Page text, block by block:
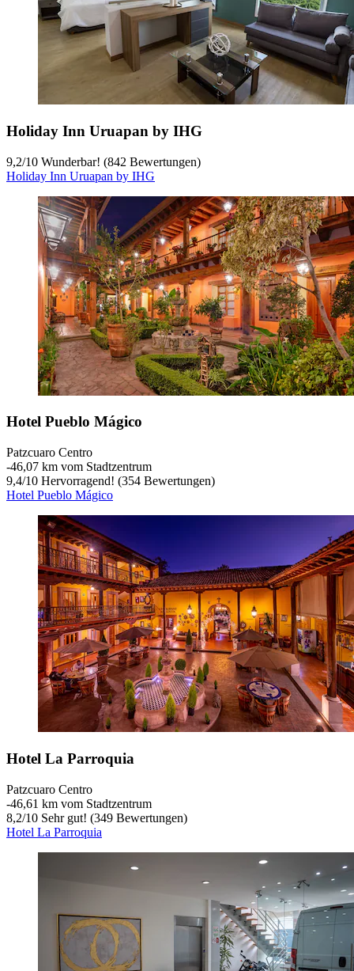
Holiday Inn Uruapan by IHG
9,2/10 Wunderbar! (842 Bewertungen)
Holiday Inn Uruapan by IHG
Hotel Pueblo Mágico
Patzcuaro Centro
‐46,07 km vom Stadtzentrum
9,4/10 Hervorragend! (354 Bewertungen)
Hotel Pueblo Mágico
Hotel La Parroquia
Patzcuaro Centro
‐46,61 km vom Stadtzentrum
8,2/10 Sehr gut! (349 Bewertungen)
Hotel La Parroquia